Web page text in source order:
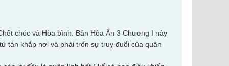
chóc và Hòa bình. Bản Hỏa Ấn 3 Chương I này
tán khắp nơi và phải trốn sự truy đuổi của quân